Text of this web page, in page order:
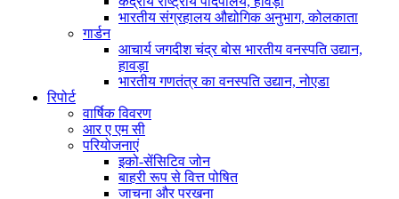
भारतीय संग्रहालय औद्योगिक अनुभाग, कोलकाता
गार्डन
आचार्य जगदीश चंद्र बोस भारतीय वनस्पति उद्यान,
हावड़ा
भारतीय गणतंत्र का वनस्पति उद्यान, नोएडा
रिपोर्ट
वार्षिक विवरण
आर ए एम सी
परियोजनाएं
इको-सेंसिटिव जोन
बाहरी रूप से वित्त पोषित
जाचना और परखना